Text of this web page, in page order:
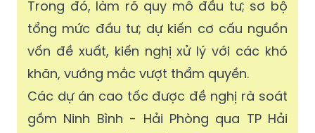
quy mô phân kỳ nhưng chưa bảo đảm
quy chuẩn kỹ thuật quốc gia về ĐBCT.
Trong đó, làm rõ quy mô đầu tư; sơ bộ
tổng mức đầu tư; dự kiến cơ cấu nguồn
vốn đề xuất, kiến nghị xử lý với các khó
khăn, vướng mắc vượt thẩm quyền.